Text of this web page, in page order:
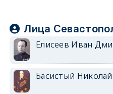
Лица
Елисеев Иван
Басистый